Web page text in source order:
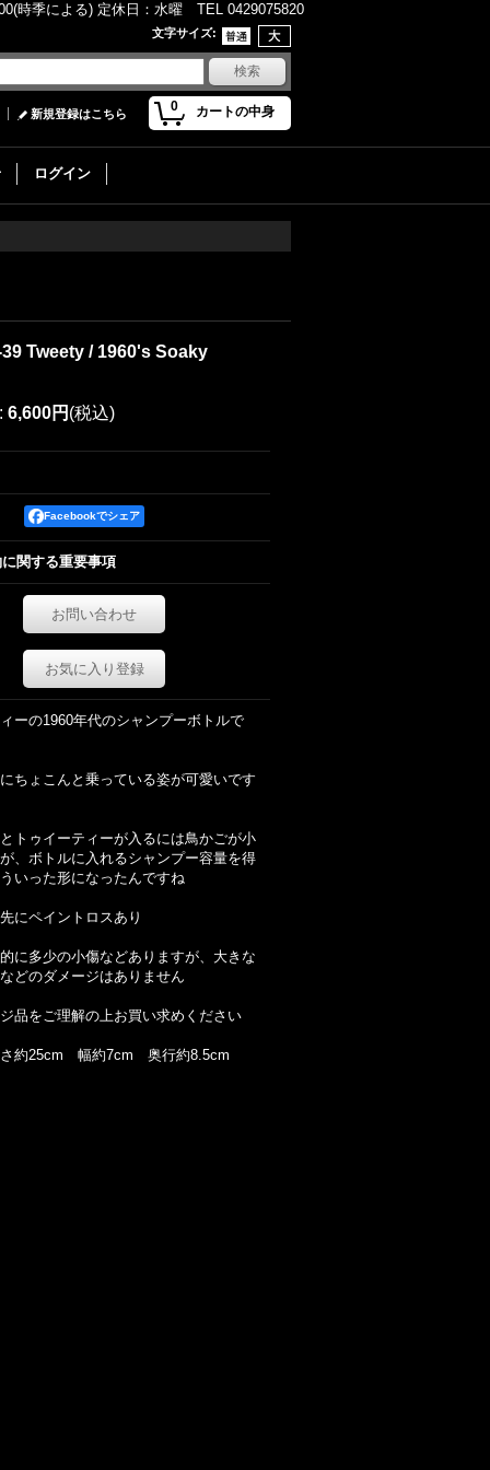
時季による) 定休日：水曜 TEL 0429075820
文字サイズ:
0 カートの中身
新規登録はこちら
ログイン
Tweety / 1960's Soaky
: 6,600円 (税込)
Facebookでシェア
関する重要事項
お問い合わせ
お気に入り登録
ーの1960年代のシャンプーボトルで
ちょこんと乗っている姿が可愛いです
トゥイーティーが入るには鳥かごが小
、ボトルに入れるシャンプー容量を得
いった形になったんですね
にペイントロスあり
に多少の小傷などありますが、大きな
どのダメージはありません
品をご理解の上お買い求めください
さ約25cm 幅約7cm 奥行約8.5cm